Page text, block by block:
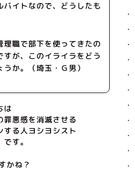
バイトなので、どうしたも
理職で部下を使ってきたの
すが、このイライラをどう
か。（埼玉・Ｇ男）
は
罪悪感を消滅させる
する人ヨシヨシスト
す。
かね？